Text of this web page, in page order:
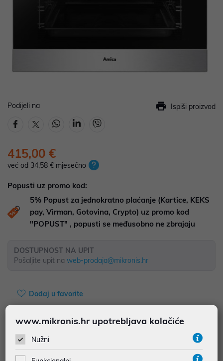
Podijeli na Ispiši proizvod
415,00 €
već od 34,58 € mjesečno
Popusti uz promo kod:
5% Popust za jednokratno plaćanje (Kartice, KEKS
pay, Virman, Gotovina, Crypto) uz promo kod
"POPUST" , popusti se međusobno ne zbrajaju
DOSTUPNOST NA UPIT
Pošaljite upit na web-prodaja@mikronis.hr
Dodaj u favorite
najam za pravne osobe od 12 do 36 mj. već od
Vidi detalje
www.mikronis.hr upotrebljava kolačiće
Nužni